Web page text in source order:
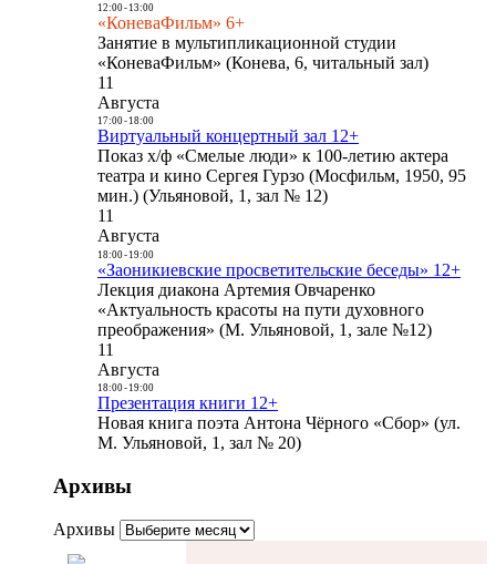
12:00- 13:00
«КоневаФильм» 6+
Занятие в мультипликационной студии
«КоневаФильм» (Конева, 6, читальный зал)
11
Августа
17:00- 18:00
Виртуальный концертный зал 12+
Показ х/ф «Смелые люди» к 100-летию актера
театра и кино Сергея Гурзо (Мосфильм, 1950, 95
мин.) (Ульяновой, 1, зал № 12)
11
Августа
18:00- 19:00
«Заоникиевские просветительские беседы» 12+
Лекция диакона Артемия Овчаренко
«Актуальность красоты на пути духовного
преображения» (М. Ульяновой, 1, зале №12)
11
Августа
18:00- 19:00
Презентация книги 12+
Новая книга поэта Антона Чёрного «Сбор» (ул.
М. Ульяновой, 1, зал № 20)
Архивы
Архивы